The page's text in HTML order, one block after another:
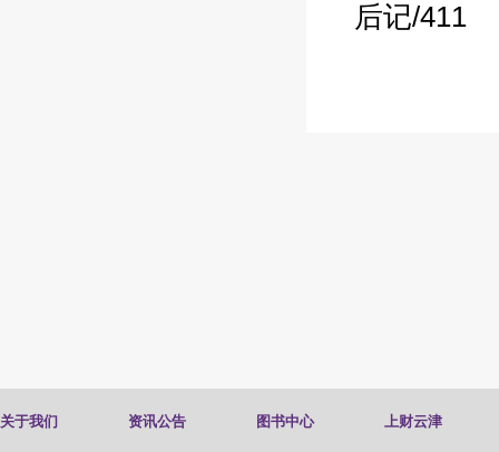
后记/411
关于我们 资讯公告 图书中心 上财云津